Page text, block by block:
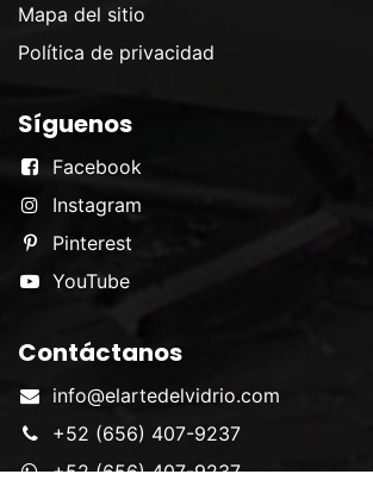
Mapa del sitio
Política de privacidad
Síguenos
Facebook
Instagram
Pinterest
YouTube
Contáctanos
info@elartedelvidrio.com
+52 (656) 407-9237
+52 (656) 407-9237